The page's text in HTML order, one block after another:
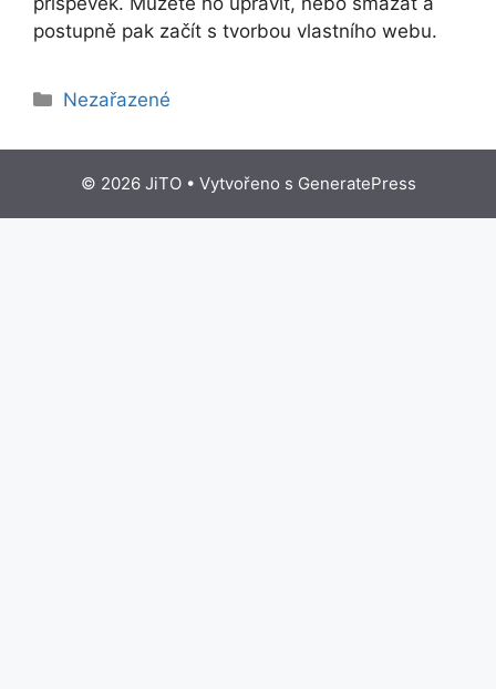
postupně pak začít s tvorbou vlastního webu.
Rubriky
Nezařazené
© 2026 JiTO• Vytvořeno s GeneratePress